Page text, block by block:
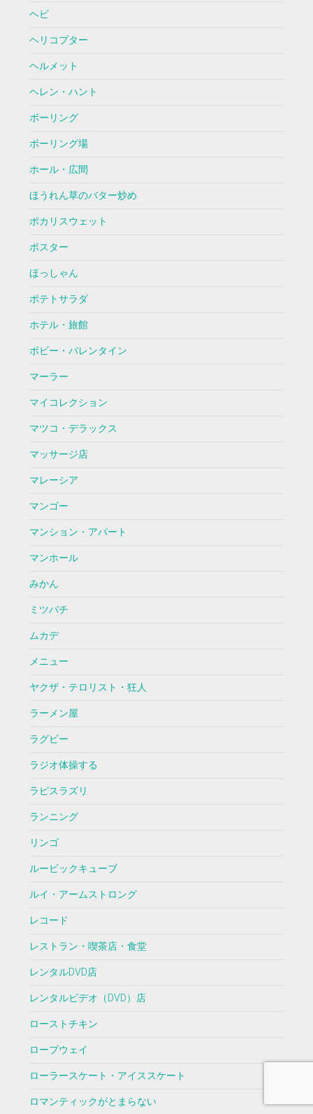
ヘビ
ヘリコプター
ヘルメット
ヘレン・ハント
ボーリング
ボーリング場
ホール・広間
ほうれん草のバター炒め
ポカリスウェット
ポスター
ほっしゃん
ポテトサラダ
ホテル・旅館
ボビー・バレンタイン
マーラー
マイコレクション
マツコ・デラックス
マッサージ店
マレーシア
マンゴー
マンション・アパート
マンホール
みかん
ミツバチ
ムカデ
メニュー
ヤクザ・テロリスト・狂人
ラーメン屋
ラグビー
ラジオ体操する
ラピスラズリ
ランニング
リンゴ
ルービックキューブ
ルイ・アームストロング
レコード
レストラン・喫茶店・食堂
レンタルDVD店
レンタルビデオ（DVD）店
ローストチキン
ロープウェイ
ローラースケート・アイススケート
ロマンティックがとまらない